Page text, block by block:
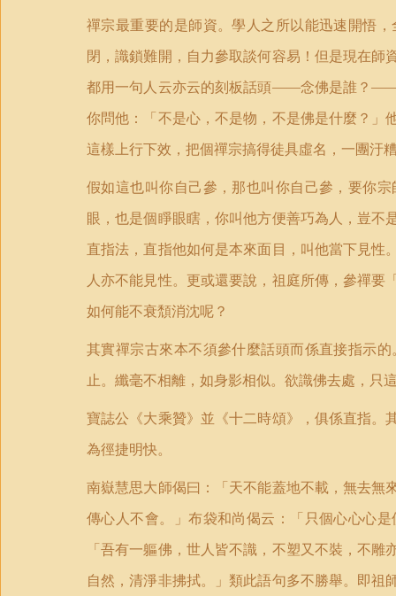
禪宗最重要的是師資。學人之所以能迅速開悟
閉，識鎖難開，自力參取談何容易！但是現在
都用一句人云亦云的刻板話頭——念佛是誰？——
你問他：「不是心，不是物，不是佛是什麼？
這樣上行下效，把個禪宗搞得徒具虛名，一團汙
假如這也叫你自己參，那也叫你自己參，要你
眼，也是個睜眼瞎，你叫他方便善巧為人，豈
直指法，直指他如何是本來面目，叫他當下見
人亦不能見性。更或還要說，祖庭所傳，參禪
如何能不衰頹消沈呢？
其實禪宗古來本不須參什麼話頭而係直接指示
止。纖毫不相離，如身影相似。欲識佛去處，只
寶誌公《大乘贊》並《十二時頌》，俱係直指
為徑捷明快。
南嶽慧思大師偈曰：「天不能蓋地不載，無去
傳心人不會。」布袋和尚偈云：「只個心心心
「吾有一軀佛，世人皆不識，不塑又不裝，不
自然，清淨非拂拭。」類此語句多不勝舉。即